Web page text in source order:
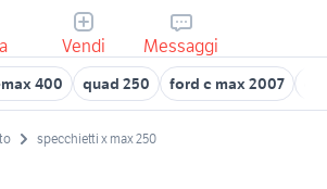
Vendi Messaggi
400 quad 250 ford c max 2007
specchietti x max 250